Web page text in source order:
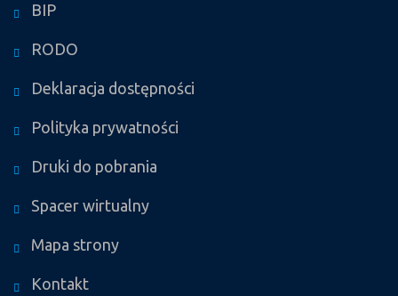
BIP
RODO
Deklaracja dostępności
Polityka prywatności
Druki do pobrania
Spacer wirtualny
Mapa strony
Kontakt